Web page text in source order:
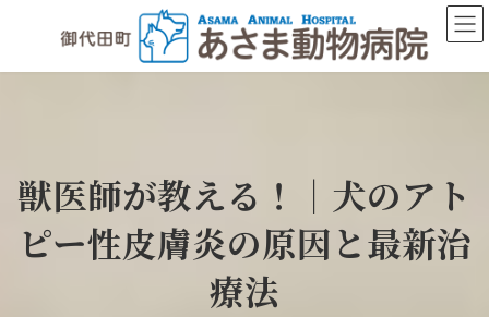
獣医師が教える！｜犬のアト
ピー性皮膚炎の原因と最新治
療法